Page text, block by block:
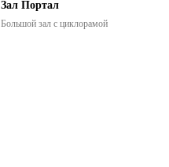
Зал Портал
Большой зал с циклорамой